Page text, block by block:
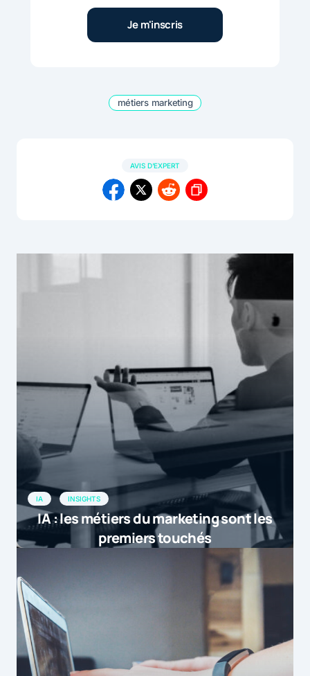
métiers marketing
AVIS D'EXPERT
IA INSIGHTS
IA : les métiers du marketing sont les
premiers touchés